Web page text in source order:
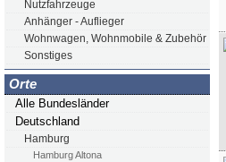
Nutzfahrzeuge
Anhänger - Auflieger
Wohnwagen, Wohnmobile & Zubehör
Sonstiges
Orte
Alle Bundesländer
Deutschland
Hamburg
Hamburg Altona